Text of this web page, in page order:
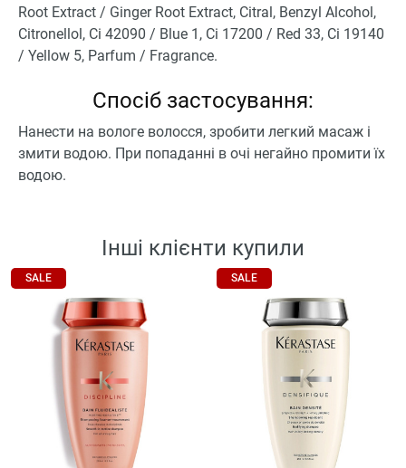
Root Extract / Ginger Root Extract, Citral, Benzyl Alcohol,
Citronellol, Ci 42090 / Blue 1, Ci 17200 / Red 33, Ci 19140
/ Yellow 5, Parfum / Fragrance.
Спосіб застосування:
Нанести на вологе волосся, зробити легкий масаж і
змити водою. При попаданні в очі негайно промити їх
водою.
Інші клієнти купили
SALE SALE